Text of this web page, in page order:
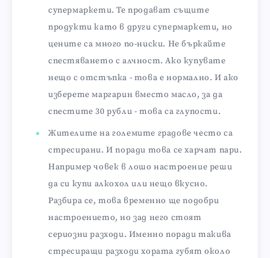
супермаркети. Те продават същите
продукти като в други супермаркети, но
цените са много по-ниски. Не бъркайте
спестяването с алчност. Ако купувате
нещо с отстъпка - това е нормално. И ако
изберете маргарин вместо масло, за да
спестите 30 рубли - това са глупости.
Жителите на големите градове често са
стресирани. И поради това се харчат пари.
Например човек в лошо настроение реши
да си купи алкохол или нещо вкусно.
Разбира се, това временно ще подобри
настроението, но зад него стоят
сериозни разходи. Именно поради такива
стресиращи разходи хората губят около